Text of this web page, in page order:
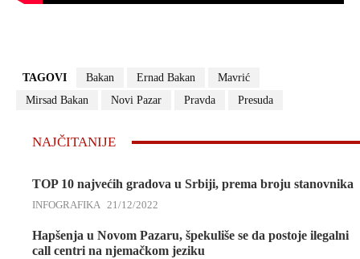
TAGOVI Bakan Ernad Bakan
Mavrić
Mirsad Bakan
Novi Pazar Pravda Presuda
NAJČITANIJE
TOP 10 najvećih gradova u Srbiji, prema broju stanovnika
INFOGRAFIKA 21/12/2022
Hapšenja u Novom Pazaru, špekuliše se da postoje ilegalni
call centri na njemačkom jeziku